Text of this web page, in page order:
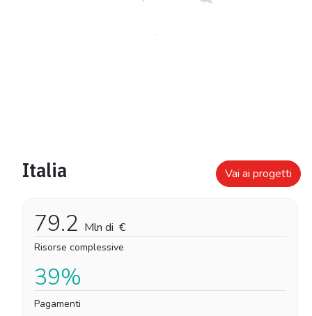
Italia Vai ai progetti
79.2 Mln di €
Risorse complessive
39%
Pagamenti